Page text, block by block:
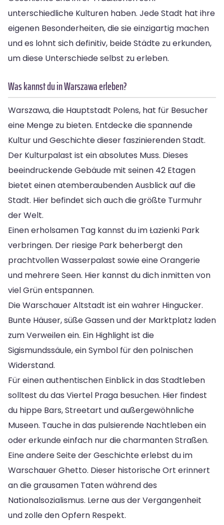
unterschiedliche Kulturen haben. Jede Stadt hat ihre
eigenen Besonderheiten, die sie einzigartig machen
und es lohnt sich definitiv, beide Städte zu erkunden,
um diese Unterschiede selbst zu erleben.
Was kannst du in Warszawa erleben?
Warszawa, die Hauptstadt Polens, hat für Besucher
eine Menge zu bieten. Entdecke die spannende
Kultur und Geschichte dieser faszinierenden Stadt.
Der Kulturpalast ist ein absolutes Muss. Dieses
beeindruckende Gebäude mit seinen 42 Etagen
bietet einen atemberaubenden Ausblick auf die
Stadt. Hier befindet sich auch die größte Turmuhr
der Welt.
Einen erholsamen Tag kannst du im Łazienki Park
verbringen. Der riesige Park beherbergt den
prachtvollen Wasserpalast sowie eine Orangerie
und mehrere Seen. Hier kannst du dich inmitten von
viel Grün entspannen.
Die Warschauer Altstadt ist ein wahrer Hingucker.
Bunte Häuser, süße Gassen und der Marktplatz laden
zum Verweilen ein. Ein Highlight ist die
Sigismundssäule, ein Symbol für den polnischen
Widerstand.
Für einen authentischen Einblick in das Stadtleben
solltest du das Viertel Praga besuchen. Hier findest
du hippe Bars, Streetart und außergewöhnliche
Museen. Tauche in das pulsierende Nachtleben ein
oder erkunde einfach nur die charmanten Straßen.
Eine andere Seite der Geschichte erlebst du im
Warschauer Ghetto. Dieser historische Ort erinnert
an die grausamen Taten während des
Nationalsozialismus. Lerne aus der Vergangenheit
und zolle den Opfern Respekt.